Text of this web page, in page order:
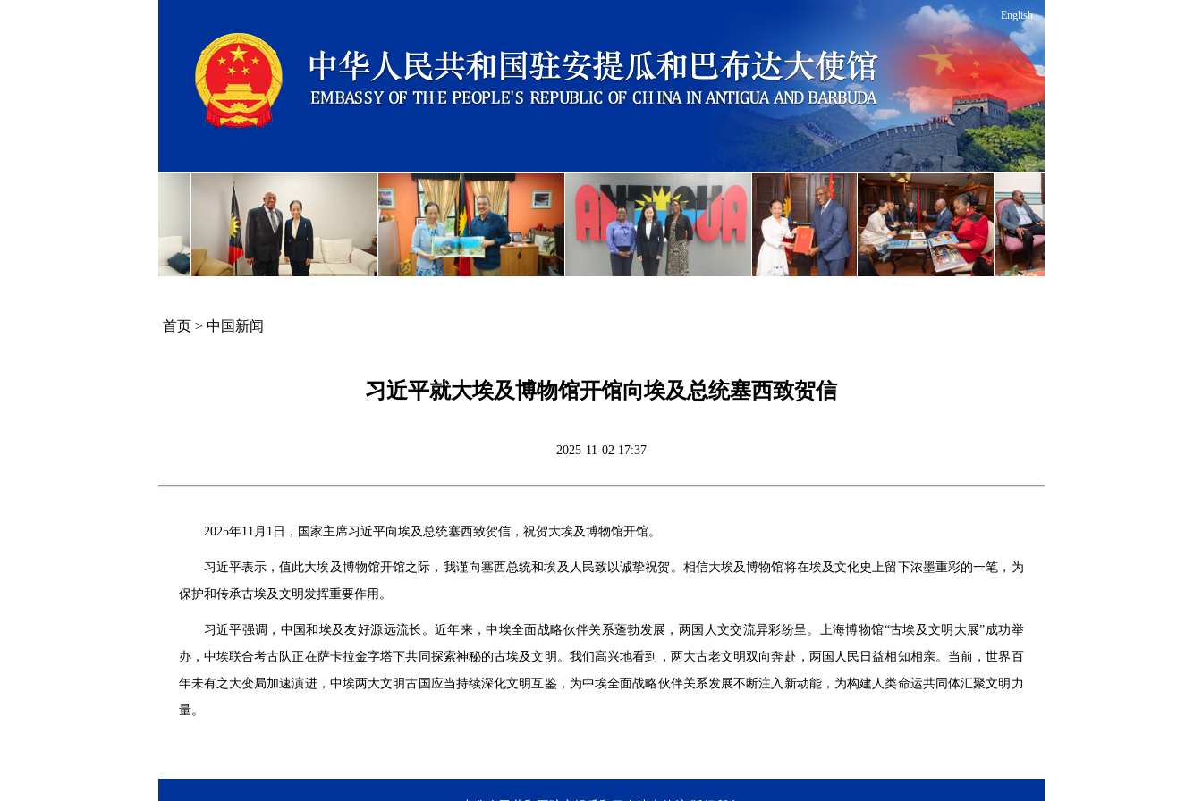
English
首页> 中国新闻
习近平就大埃及博物馆开馆向埃及总统塞西致贺信
2025-11-02 17:37
2025年11月1日，国家主席习近平向埃及总统塞西致贺信，祝贺大埃及博物馆开馆。
习近平表示，值此大埃及博物馆开馆之际，我谨向塞西总统和埃及人民致以诚挚祝贺。相信大埃及博物馆将在埃及文化史上留下浓墨重彩的一笔，为
保护和传承古埃及文明发挥重要作用。
习近平强调，中国和埃及友好源远流长。近年来，中埃全面战略伙伴关系蓬勃发展，两国人文交流异彩纷呈。上海博物馆“古埃及文明大展”成功举
办，中埃联合考古队正在萨卡拉金字塔下共同探索神秘的古埃及文明。我们高兴地看到，两大古老文明双向奔赴，两国人民日益相知相亲。当前，世界百
年未有之大变局加速演进，中埃两大文明古国应当持续深化文明互鉴，为中埃全面战略伙伴关系发展不断注入新动能，为构建人类命运共同体汇聚文明力
量。